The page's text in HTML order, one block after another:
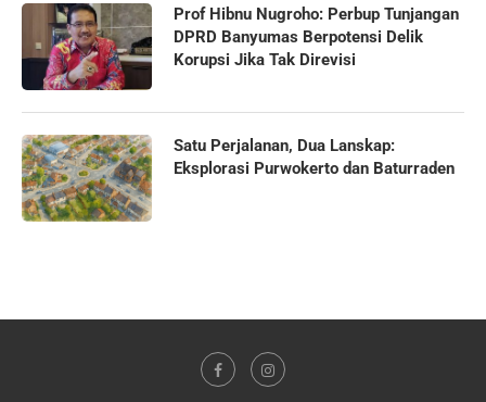
Prof Hibnu Nugroho: Perbup Tunjangan
DPRD Banyumas Berpotensi Delik
Korupsi Jika Tak Direvisi
Satu Perjalanan, Dua Lanskap:
Eksplorasi Purwokerto dan Baturraden